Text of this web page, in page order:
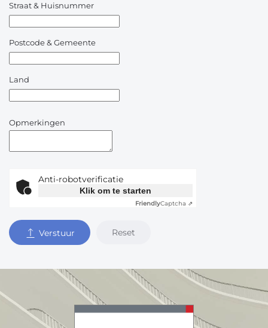
Straat & Huisnummer
Postcode & Gemeente
Land
Opmerkingen
Anti-robotverificatie
Klik om te starten
FriendlyCaptcha ⇗
Verstuur Reset